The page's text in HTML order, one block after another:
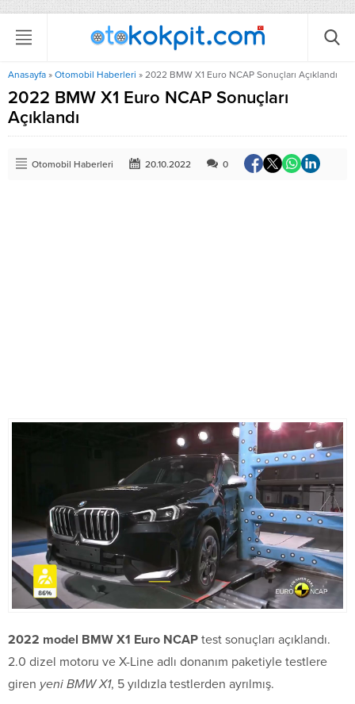
Anasayfa » Otomobil Haberleri » 2022 BMW X1 Euro NCAP Sonuçları Açıklandı
2022 BMW X1 Euro NCAP Sonuçları
Açıklandı
Otomobil Haberleri 20.10.2022 0
2022 model BMW X1 Euro NCAP test sonuçları açıklandı.
2.0 dizel motoru ve X-Line adlı donanım paketiyle testlere
giren yeni BMW X1, 5 yıldızla testlerden ayrılmış.